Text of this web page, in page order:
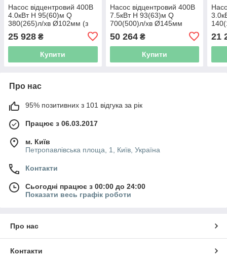
Насос відцентровий 400В
4.0кВт H 95(60)м Q
380(265)л/хв Ø102мм (з
4SD16/16 (7771863)
25 928 ₴
Купити
Насос відцентровий 400В
7.5кВт H 93(63)м Q
700(500)л/хв Ø145мм
колеса нерж сталь+пульт
(з 3х ЧАСТИН) DONGYIN
6SP30-8 (7777253)
50 264₴
Купити
21
Про нас
95% позитивних з 101 відгука за рік
Працює з 06.03.2017
м. Київ
Петропавлівська площа, 1, Київ, Україна
Контакти
Сьогодні працює з 00:00 до 24:00
Показати весь графік роботи
Про нас
Контакти